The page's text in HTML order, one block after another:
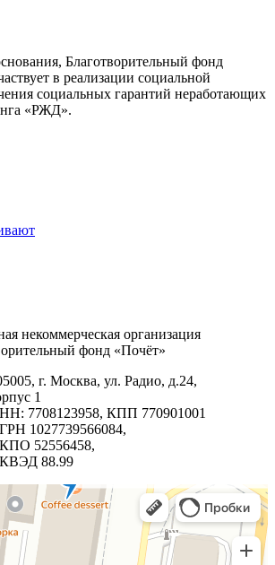
Благотворительный фонд
в реализации социальной
социальных гарантий неработающих
«РЖД».
некоммерческая организация
фонд «Почёт»
г. Москва, ул. Радио, д.24,
1
7708123958, КПП 770901001
1027739566084,
52556458,
88.99